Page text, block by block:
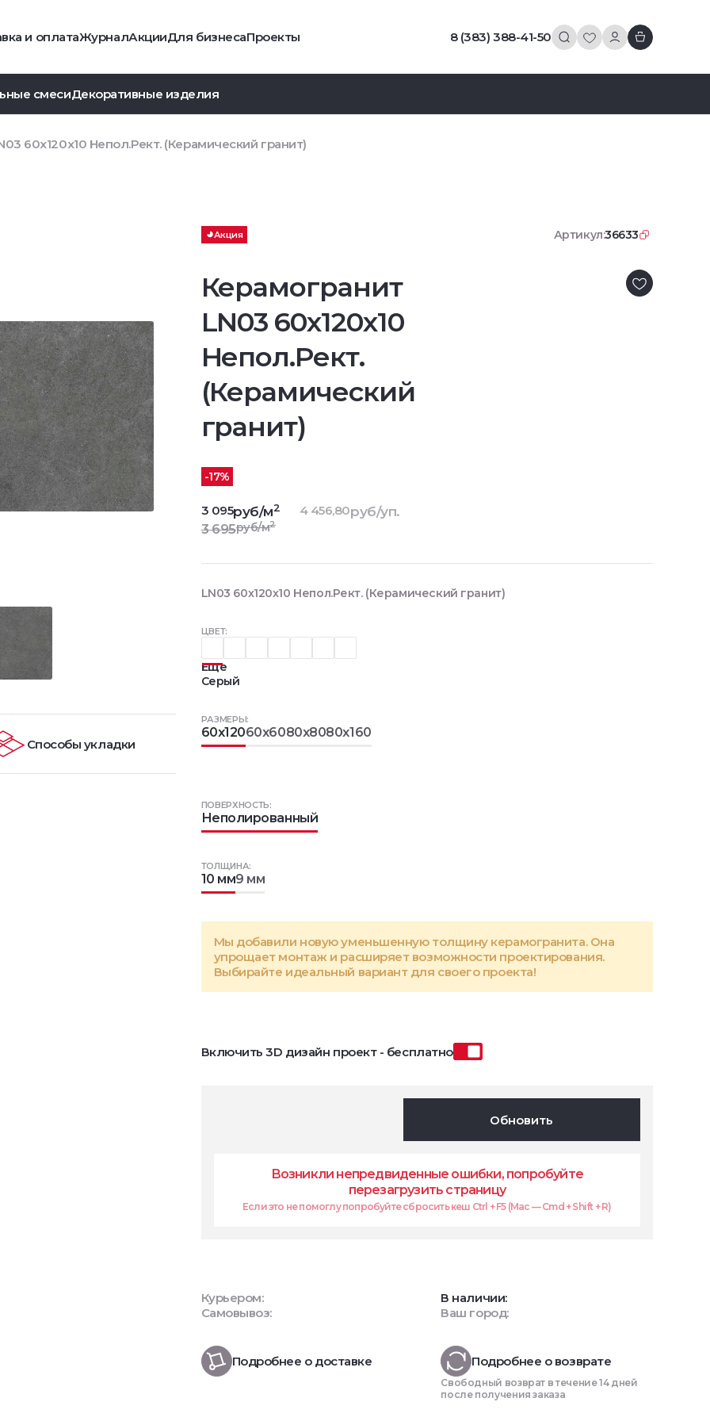
и оплатаЖурналАкцииДля бизнесаПроекты 8 (383) 388-41-50
смесиДекоративные изделия
60x120x10 Непол.Рект. (Керамический гранит)
Акция Артикул:36633
Керамогранит
LN03 60x120x10
Непол.Рект.
(Керамический
гранит)
ЦВЕТ:
Еще
Серый
РАЗМЕРЫ:
60x12060x6080x8080x160
ТОЛЩИНА:
10 мм9 мм
ПОВЕРХНОСТЬ:
Неполированный
Мы добавили новую уменьшенную толщину керамогранита. Она
упрощает монтаж и расширяет возможности проектирования.
Выбирайте идеальный вариант для своего проекта!
Включить 3D дизайн проект - бесплатно
-17%
3 095руб/м2
3 695руб/м2
4 456,80руб/уп.
Обновить
Возникли непредвиденные ошибки, попробуйте
перезагрузить страницу
Если это не помоглу попробуйте сбросить кеш Ctrl + F5 (Mac — Cmd + Shift + R)
Курьером:
Самовывоз:
В наличии:
Ваш город:
Подробнее о доставке Подробнее о возврате
Свободный возврат в течение 14 дней
после получения заказа
LN03 60x120x10 Непол.Рект. (Керамический гранит)
Способы укладки